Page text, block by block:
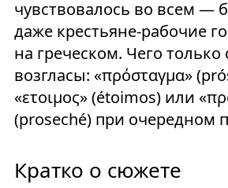
чувствовалось во всем —
даже крестьяне-рабочие
на греческом. Чего только
возгласы: «πρόσταγμα»
«ετοιμος» (étoimos) или
(proseché) при очередном
Кратко о сюжете